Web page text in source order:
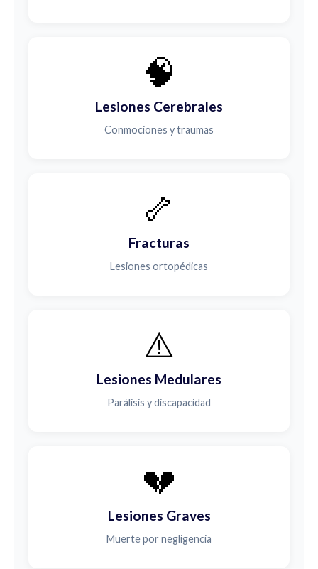
🧠
Lesiones Cerebrales
Conmociones y traumas
🦴
Fracturas
Lesiones ortopédicas
⚠️
Lesiones Medulares
Parálisis y discapacidad
💔
Lesiones Graves
Muerte por negligencia